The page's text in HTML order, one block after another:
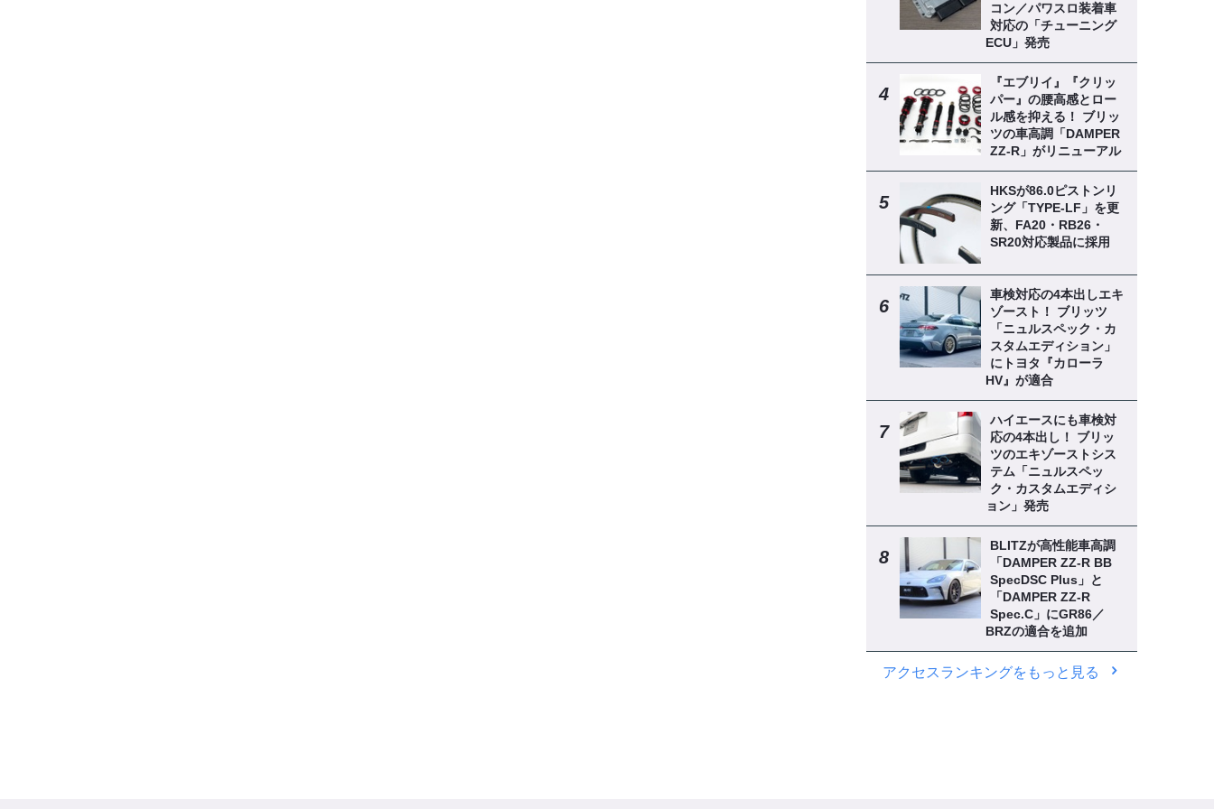
コン／パワスロ装着車
対応の「チューニング
ECU」発売
『エブリイ』『クリッ
パー』の腰高感とロー
ル感を抑える！ ブリッ
ツの車高調「DAMPER
ZZ-R」がリニューアル
HKSが86.0ピストンリ
ング「TYPE-LF」を更
新、FA20・RB26・
SR20対応製品に採用
車検対応の4本出しエキ
ゾースト！ ブリッツ
「ニュルスペック・カ
スタムエディション」
にトヨタ『カローラ
HV』が適合
ハイエースにも車検対
応の4本出し！ ブリッ
ツのエキゾーストシス
テム「ニュルスペッ
ク・カスタムエディシ
ョン」発売
BLITZが高性能車高調
「DAMPER ZZ-R BB
SpecDSC Plus」と
「DAMPER ZZ-R
Spec.C」にGR86／
BRZの適合を追加
アクセスランキングをもっと見る